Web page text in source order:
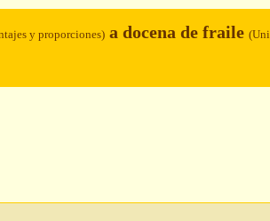
y proporciones) a docena de fraile